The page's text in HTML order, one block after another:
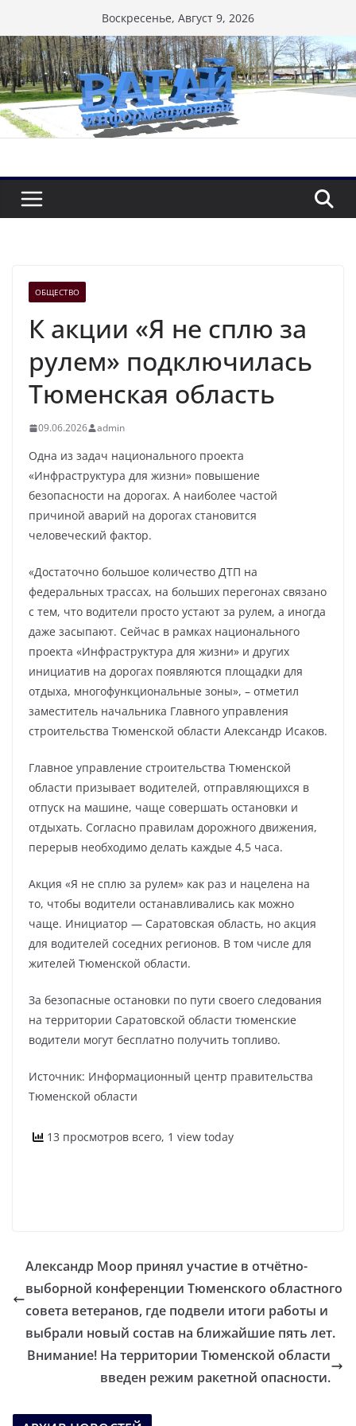
к
содержимому
Воскресенье, Август 9, 2026
ОБЩЕСТВО
К акции «Я не сплю за
рулем» подключилась
Тюменская область
09.06.2026 admin
Одна из задач национального проекта
«Инфраструктура для жизни» повышение
безопасности на дорогах. А наиболее частой
причиной аварий на дорогах становится
человеческий фактор.
«Достаточно большое количество ДТП на
федеральных трассах, на больших перегонах связано
с тем, что водители просто устают за рулем, а иногда
даже засыпают. Сейчас в рамках национального
проекта «Инфраструктура для жизни» и других
инициатив на дорогах появляются площадки для
отдыха, многофункциональные зоны», – отметил
заместитель начальника Главного управления
строительства Тюменской области Александр Исаков.
Главное управление строительства Тюменской
области призывает водителей, отправляющихся в
отпуск на машине, чаще совершать остановки и
отдыхать. Согласно правилам дорожного движения,
перерыв необходимо делать каждые 4,5 часа.
Акция «Я не сплю за рулем» как раз и нацелена на
то, чтобы водители останавливались как можно
чаще. Инициатор — Саратовская область, но акция
для водителей соседних регионов. В том числе для
жителей Тюменской области.
За безопасные остановки по пути своего следования
на территории Саратовской области тюменские
водители могут бесплатно получить топливо.
Источник: Информационный центр правительства
Тюменской области
13 просмотров всего, 1 view today
Александр Моор принял участие в отчётно-
выборной конференции Тюменского областного
совета ветеранов, где подвели итоги работы и
выбрали новый состав на ближайшие пять лет.
Внимание! На территории Тюменской области
введен режим ракетной опасности.